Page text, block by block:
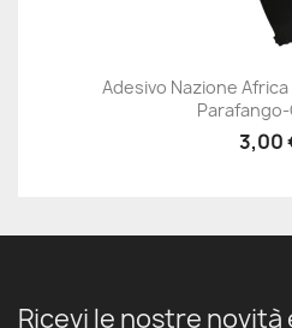
Adesivo Nazione
3,00
Ricevi le nostre